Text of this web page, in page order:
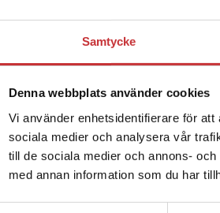
Samtycke
Denna webbplats använder cookies
Vi använder enhetsidentifierare för
sociala medier och analysera vår
till de sociala medier och annons-
med annan information som du har
Det
enhet